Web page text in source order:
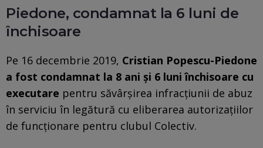
Piedone, condamnat la 6 luni de
închisoare
Pe 16 decembrie 2019, Cristian Popescu-Piedone
a fost condamnat la 8 ani şi 6 luni închisoare cu
executare pentru săvârşirea infracţiunii de abuz
în serviciu în legătură cu eliberarea autorizaţiilor
de funcţionare pentru clubul Colectiv.